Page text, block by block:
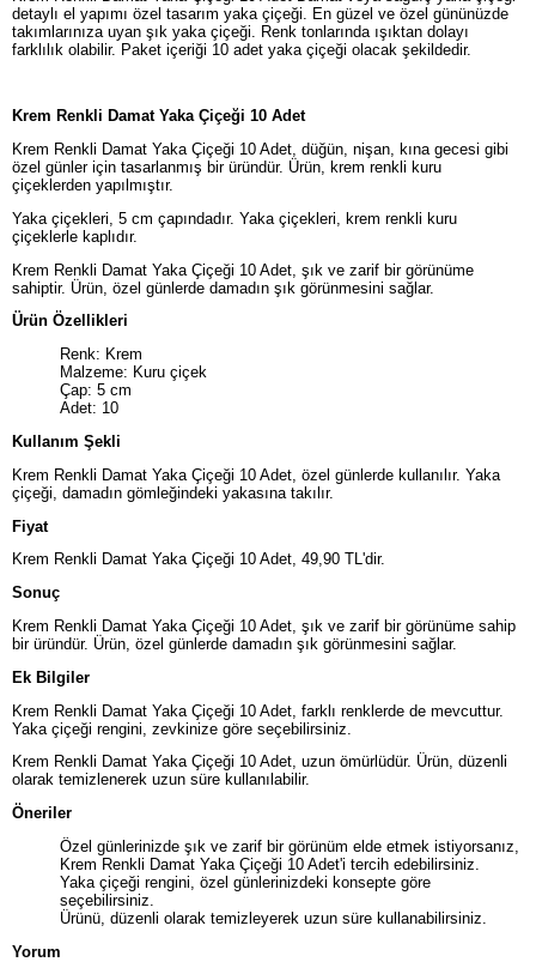
detaylı el yapımı özel tasarım yaka çiçeği. En güzel ve özel gününüzde
takımlarınıza uyan şık yaka çiçeği. Renk tonlarında ışıktan dolayı
farklılık olabilir. Paket içeriği 10 adet yaka çiçeği olacak şekildedir.
Krem Renkli Damat Yaka Çiçeği 10 Adet
Krem Renkli Damat Yaka Çiçeği 10 Adet, düğün, nişan, kına gecesi gibi
özel günler için tasarlanmış bir üründür. Ürün, krem renkli kuru
çiçeklerden yapılmıştır.
Yaka çiçekleri, 5 cm çapındadır. Yaka çiçekleri, krem renkli kuru
çiçeklerle kaplıdır.
Krem Renkli Damat Yaka Çiçeği 10 Adet, şık ve zarif bir görünüme
sahiptir. Ürün, özel günlerde damadın şık görünmesini sağlar.
Ürün Özellikleri
Renk: Krem
Malzeme: Kuru çiçek
Çap: 5 cm
Adet: 10
Kullanım Şekli
Krem Renkli Damat Yaka Çiçeği 10 Adet, özel günlerde kullanılır. Yaka
çiçeği, damadın gömleğindeki yakasına takılır.
Fiyat
Krem Renkli Damat Yaka Çiçeği 10 Adet, 49,90 TL'dir.
Sonuç
Krem Renkli Damat Yaka Çiçeği 10 Adet, şık ve zarif bir görünüme sahip
bir üründür. Ürün, özel günlerde damadın şık görünmesini sağlar.
Ek Bilgiler
Krem Renkli Damat Yaka Çiçeği 10 Adet, farklı renklerde de mevcuttur.
Yaka çiçeği rengini, zevkinize göre seçebilirsiniz.
Krem Renkli Damat Yaka Çiçeği 10 Adet, uzun ömürlüdür. Ürün, düzenli
olarak temizlenerek uzun süre kullanılabilir.
Öneriler
Özel günlerinizde şık ve zarif bir görünüm elde etmek istiyorsanız,
Krem Renkli Damat Yaka Çiçeği 10 Adet'i tercih edebilirsiniz.
Yaka çiçeği rengini, özel günlerinizdeki konsepte göre
seçebilirsiniz.
Ürünü, düzenli olarak temizleyerek uzun süre kullanabilirsiniz.
Yorum